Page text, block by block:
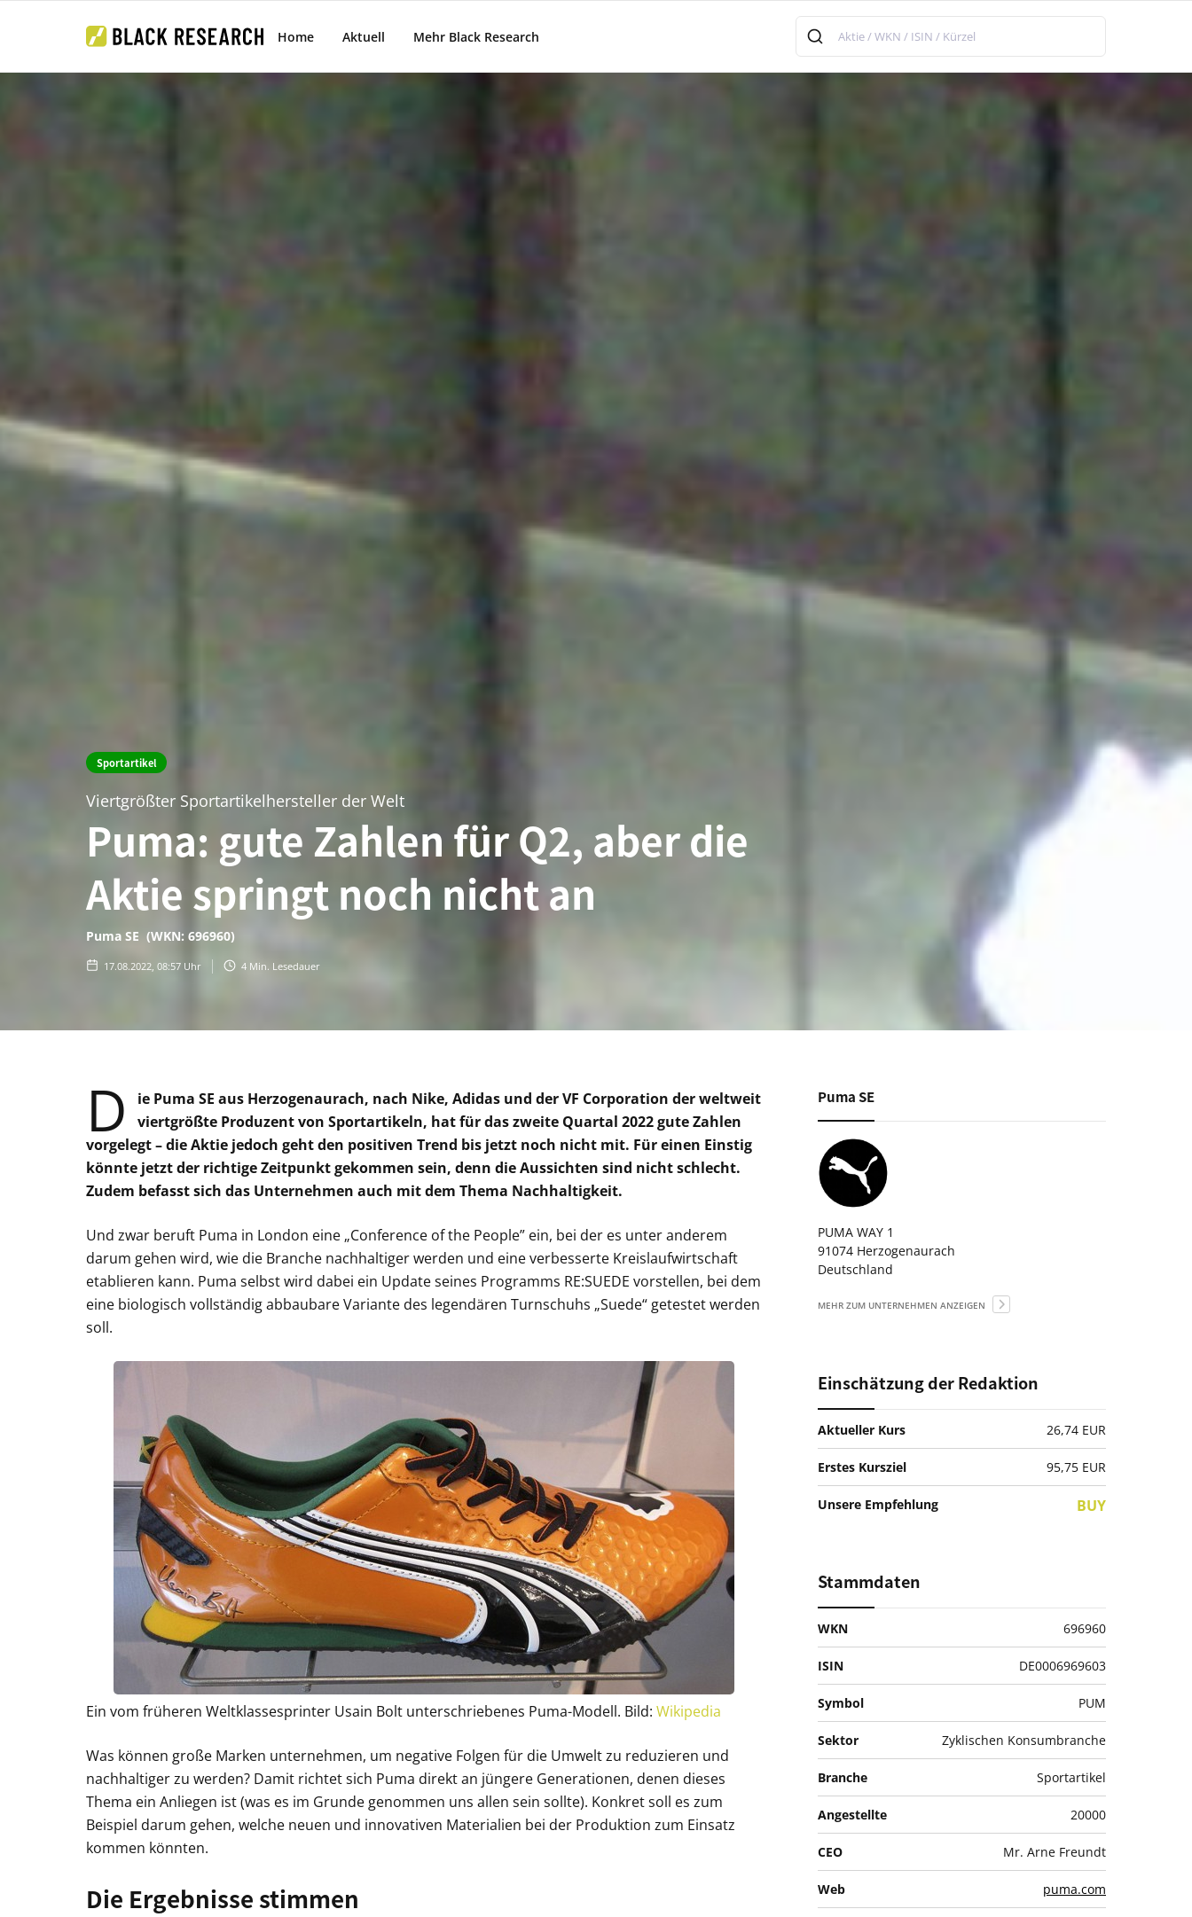
Home Aktuell Mehr Black Research
Sportartikel
Viertgrößter Sportartikelhersteller der Welt
Puma: gute Zahlen für Q2, aber die
Aktie springt noch nicht an
Puma SE (WKN: 696960)
17.08.2022, 08:57 Uhr 4 Min. Lesedauer
D
ie Puma SE aus Herzogenaurach, nach Nike, Adidas und der VF Corporation der weltweit
viertgrößte Produzent von Sportartikeln, hat für das zweite Quartal 2022 gute Zahlen
vorgelegt – die Aktie jedoch geht den positiven Trend bis jetzt noch nicht mit. Für einen Einstig
könnte jetzt der richtige Zeitpunkt gekommen sein, denn die Aussichten sind nicht schlecht.
Zudem befasst sich das Unternehmen auch mit dem Thema Nachhaltigkeit.
Und zwar beruft Puma in London eine „Conference of the People” ein, bei der es unter anderem
darum gehen wird, wie die Branche nachhaltiger werden und eine verbesserte Kreislaufwirtschaft
etablieren kann. Puma selbst wird dabei ein Update seines Programms RE:SUEDE vorstellen, bei dem
eine biologisch vollständig abbaubare Variante des legendären Turnschuhs „Suede“ getestet werden
soll.
Ein vom früheren Weltklassesprinter Usain Bolt unterschriebenes Puma-Modell. Bild: Wikipedia
Was können große Marken unternehmen, um negative Folgen für die Umwelt zu reduzieren und
nachhaltiger zu werden? Damit richtet sich Puma direkt an jüngere Generationen, denen dieses
Thema ein Anliegen ist (was es im Grunde genommen uns allen sein sollte). Konkret soll es zum
Beispiel darum gehen, welche neuen und innovativen Materialien bei der Produktion zum Einsatz
kommen könnten.
Die Ergebnisse stimmen
Puma SE
PUMA WAY 1
91074 Herzogenaurach
Deutschland
MEHR ZUM UNTERNEHMEN ANZEIGEN
Einschätzung der Redaktion
Aktueller Kurs 26,74 EUR
Erstes Kursziel 95,75 EUR
Unsere Empfehlung BUY
Stammdaten
WKN 696960
ISIN DE0006969603
Symbol PUM
Sektor Zyklischen Konsumbranche
Branche Sportartikel
Angestellte 20000
CEO Mr. Arne Freundt
Web puma.com